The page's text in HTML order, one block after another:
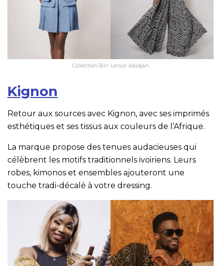
Collection Bin Lenoir Abidjan
Kignon
Retour aux sources avec Kignon, avec ses imprimés
esthétiques et ses tissus aux couleurs de l’Afrique.
La marque propose des tenues audacieuses qui
célèbrent les motifs traditionnels ivoiriens. Leurs
robes, kimonos et ensembles ajouteront une
touche tradi-décalé à votre dressing.